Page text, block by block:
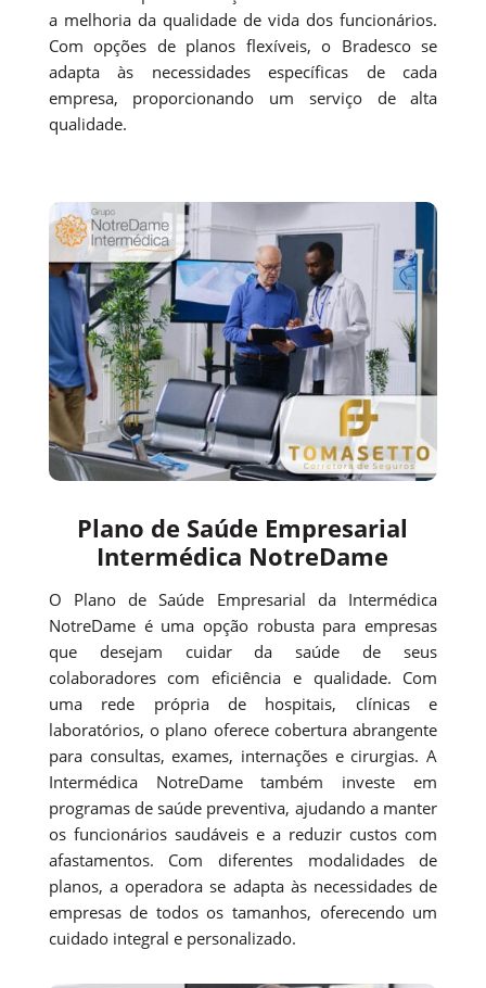
a melhoria da qualidade de vida dos funcionários.
Com opções de planos flexíveis, o Bradesco se
adapta às necessidades específicas de cada
empresa, proporcionando um serviço de alta
qualidade.
Plano de Saúde Empresarial
Intermédica NotreDame
O Plano de Saúde Empresarial da Intermédica
NotreDame é uma opção robusta para empresas
que desejam cuidar da saúde de seus
colaboradores com eficiência e qualidade. Com
uma rede própria de hospitais, clínicas e
laboratórios, o plano oferece cobertura abrangente
para consultas, exames, internações e cirurgias. A
Intermédica NotreDame também investe em
programas de saúde preventiva, ajudando a manter
os funcionários saudáveis e a reduzir custos com
afastamentos. Com diferentes modalidades de
planos, a operadora se adapta às necessidades de
empresas de todos os tamanhos, oferecendo um
cuidado integral e personalizado.